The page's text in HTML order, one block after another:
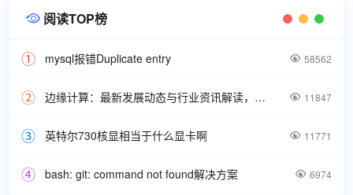
 阅读TOP榜
mysql报错Duplicate entry  58562
边缘计算：最新发展动态与行业资讯解读，洞悉技术前沿引领未来。  11847
英特尔730核显相当于什么显卡啊  11771
bash: git: command not found解决方案  6974